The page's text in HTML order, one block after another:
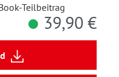
Teilbeitrag
39,90 €